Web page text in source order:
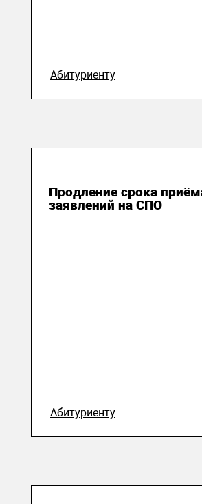
Абитуриенту
Продление срока
заявлений на СПО
Абитуриенту